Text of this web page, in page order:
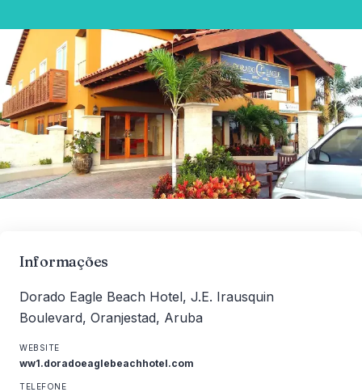
Informações
Dorado Eagle Beach Hotel, J.E. Irausquin
Boulevard, Oranjestad, Aruba
WEBSITE
ww1.doradoeaglebeachhotel.com
TELEFONE